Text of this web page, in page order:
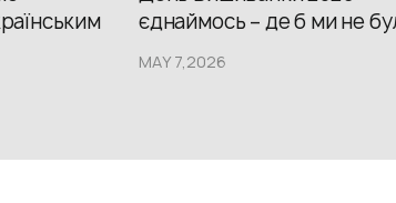
єднаймось – де б ми не
MAY 7,2026